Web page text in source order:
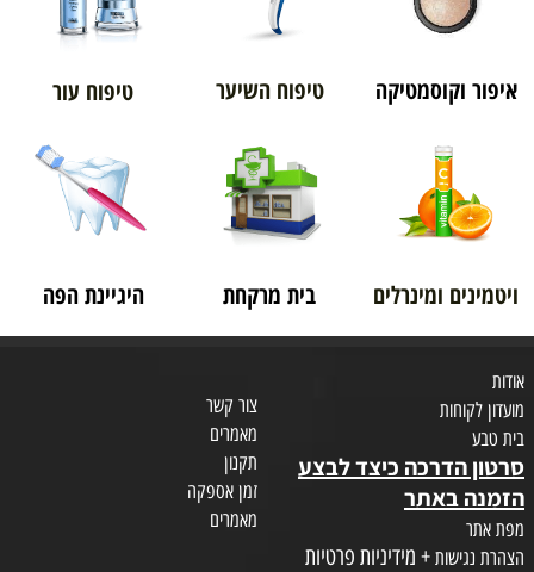
איפור וקוסמטיקה טיפוח השיער טיפוח עור
ויטמינים ומינרלים בית מרקחת היגיינת הפה
אודות
מועדון לקוחות
בית טבע
סרטון הדרכה כיצד לבצע
הזמנה באתר
מפת אתר
הצהרת נגישות + מידיניות פרטיות
צור קשר
מאמרים
תקנון
זמן אספקה
מאמרים